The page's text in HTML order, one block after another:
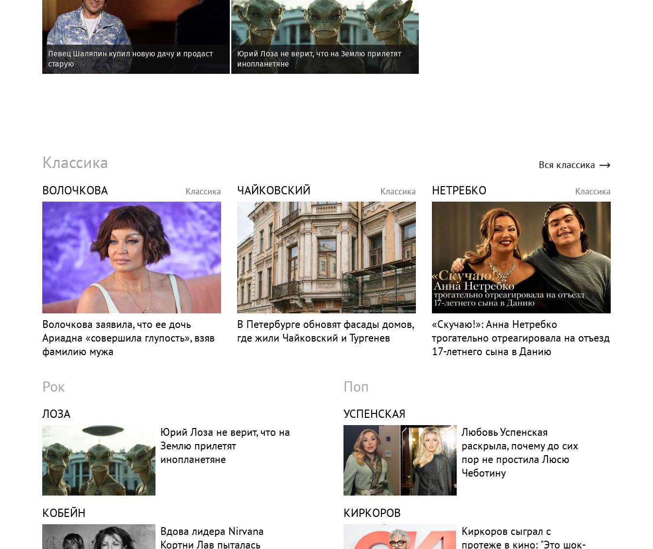
Певец Шаляпин купил новую дачу и продаст
старую
Юрий Лоза не верит, что на Землю прилетят
инопланетяне
Классика Вся классика
ВОЛОЧКОВА Классика
Волочкова заявила, что ее дочь
Ариадна «совершила глупость», взяв
фамилию мужа
ЧАЙКОВСКИЙ Классика
В Петербурге обновят фасады домов,
где жили Чайковский и Тургенев
НЕТРЕБКО Классика
«Скучаю!»: Анна Нетребко
трогательно отреагировала на отъезд
17-летнего сына в Данию
Рок
ЛОЗА
Юрий Лоза не верит, что на
Землю прилетят
инопланетяне
КОБЕЙН
Вдова лидера Nirvana
Кортни Лав пыталась
Поп
УСПЕНСКАЯ
Любовь Успенская
раскрыла, почему до сих
пор не простила Люсю
Чеботину
КИРКОРОВ
Киркоров сыграл с
протеже в кино: "Это шок-